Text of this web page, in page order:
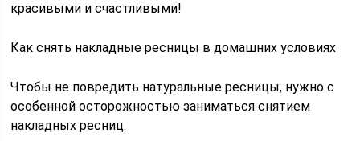
красивыми и счастливыми!
Как снять накладные ресницы в домашних условиях
Чтобы не повредить натуральные ресницы, нужно с
особенной осторожностью заниматься снятием
накладных ресниц.